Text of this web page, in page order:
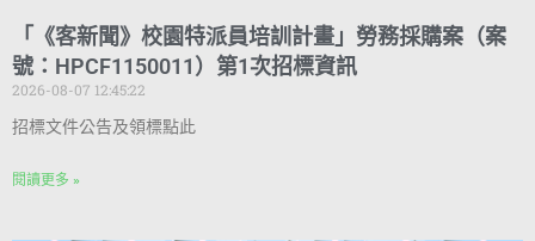
「《客新聞》校園特派員培訓計畫」勞務採購案（案
號：HPCF1150011）第1次招標資訊
2026-08-07 12:45:22
招標文件公告及領標點此
閱讀更多 »